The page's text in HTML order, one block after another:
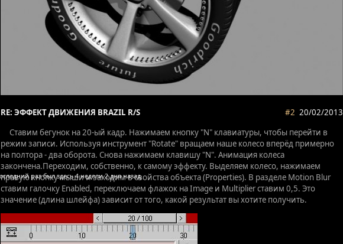
20/02/2013
#2
RE: ЭФФЕКТ ДВИЖЕНИЯ BRAZIL R/S
Ставим бегунок на 20-ый кадр. Нажимаем кнопку "N" клавиатуры, чтобы перейти в
режим записи. Используя инструмент "Rotate" вращаем наше колесо вперёд примерно
на полтора - два оборота. Снова нажимаем клавишу "N". Анимация колеса
закончена.Переходим, собственно, к самому эффекту. Выделяем колесо, нажимаем
правую кнопку мыши и заходим в свойства объекта (Properties). В разделе Motion Blur
ставим галочку Enabled, переключаем флажок на Image и Multiplier ставим 0,5. Это
значение (длина шлейфа) зависит от того, какой результат вы хотите получить.